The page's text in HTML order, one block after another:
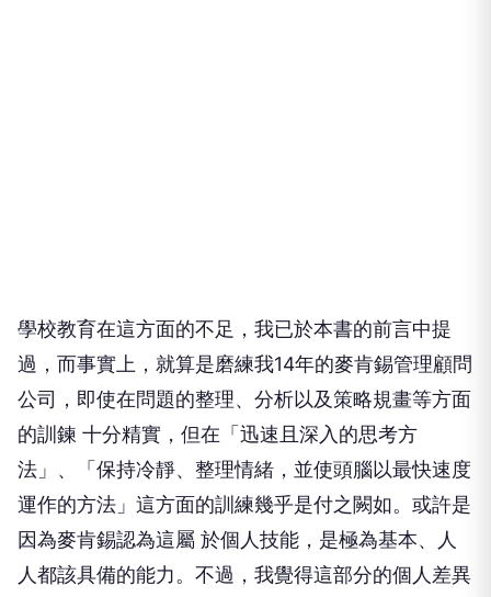
學校教育在這方面的不足，我已於本書的前言中提
過，而事實上，就算是磨練我14年的麥肯錫管理顧問
公司，即使在問題的整理、分析以及策略規畫等方面
的訓鍊 十分精實，但在「迅速且深入的思考方
法」、「保持冷靜、整理情緒，並使頭腦以最快速度
運作的方法」這方面的訓練幾乎是付之闕如。或許是
因為麥肯錫認為這屬 於個人技能，是極為基本、人
人都該具備的能力。不過，我覺得這部分的個人差異